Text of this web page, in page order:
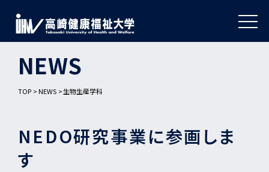
NEWS
TOP NEWS 生物生産学科
NEDO研究事業に参画しま
す